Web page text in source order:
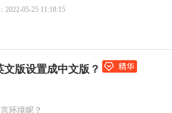
05-25 11:18:15
版设置成中文版？
环境呢？